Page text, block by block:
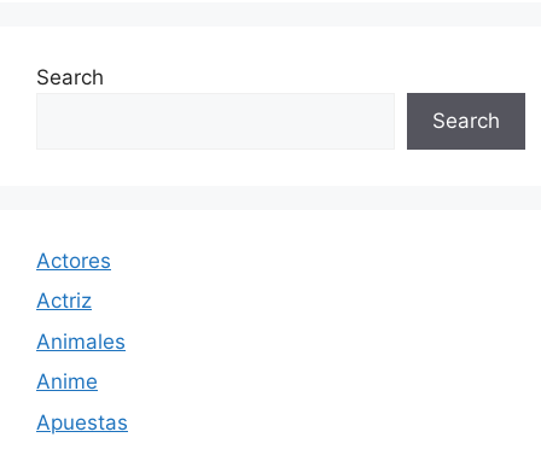
Search
Search
Actores
Actriz
Animales
Anime
Apuestas